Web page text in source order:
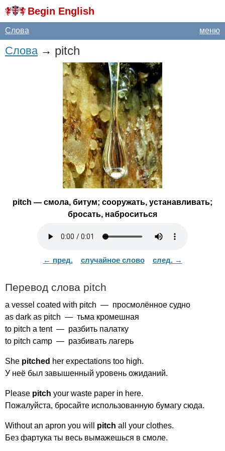
Begin English
меню
Слова
Слова→ pitch
pitch — смола, битум; сооружать, устанавливать;
бросать, наброситься
← пред. случайное слово след. →
Перевод слова pitch
a vessel coated with pitch — просмолённое судно
as dark as pitch — тьма кромешная
to pitch a tent— разбить палатку
to pitch camp — разбивать лагерь
She pitched her expectations too high.
У неё был завышенный уровень ожиданий.
Please pitch your waste paper in here.
Пожалуйста, бросайте использованную бумагу сюда.
Without an apron you will pitch all your clothes.
Без фартука ты весь вымажешься в смоле.